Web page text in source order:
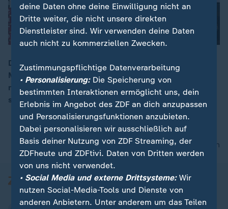
00:16
Deutschland hat im vergangenen Jahr über 21
Milliarden Euro aus dem europäischen und dem
nationalen CO2-Emissionshandel eingenommen. Das
sind rund drei Milliarden Euro mehr als im Jahr zuvor.
nach oben
deine Daten ohne deine Einwilligung nicht an
Dritte weiter, die nicht unsere direkten
Dienstleister sind. Wir verwenden deine Daten
auch nicht zu kommerziellen Zwecken.
Zustimmungspflichtige Datenverarbeitung
• Personalisierung:Die Speicherung von
bestimmten Interaktionen ermöglicht uns, dein
Erlebnis im Angebot des ZDF an dich anzupassen
und Personalisierungsfunktionen anzubieten.
Dabei personalisieren wir ausschließlich auf
Basis deiner Nutzung von ZDF Streaming, der
ZDFheute und ZDFtivi. Daten von Dritten werden
von uns nicht verwendet.
• Social Media und externe Drittsysteme:Wir
nutzen Social-Media-Tools und Dienste von
anderen Anbietern. Unter anderem um das Teilen